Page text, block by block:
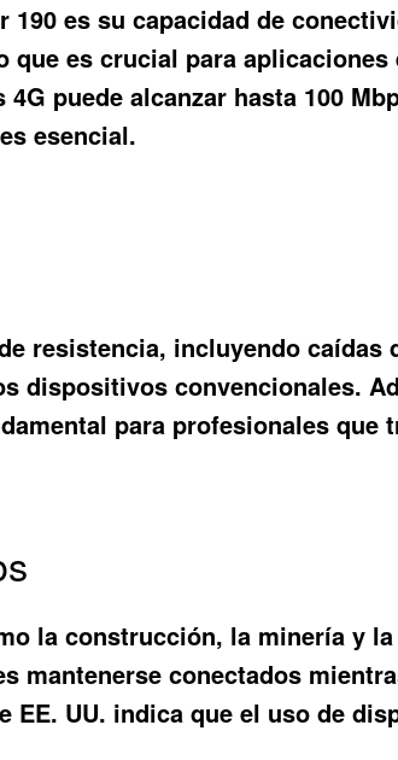
es su capacidad de
es crucial para
puede alcanzar hasta 100
esencial.
resistencia, incluyendo caídas
dispositivos convencionales.
para profesionales que
la construcción, la minería y
conectados
UU. indica que el uso de